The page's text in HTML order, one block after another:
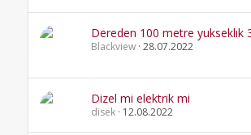
Dereden 100 metre yukseklık
Blackview 28.07.2022
Dizel mi elektrik mi
disek 12.08.2022